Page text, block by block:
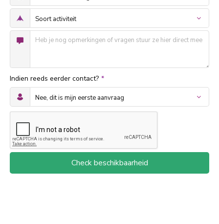
Indien reeds eerder contact? *
Check beschikbaarheid